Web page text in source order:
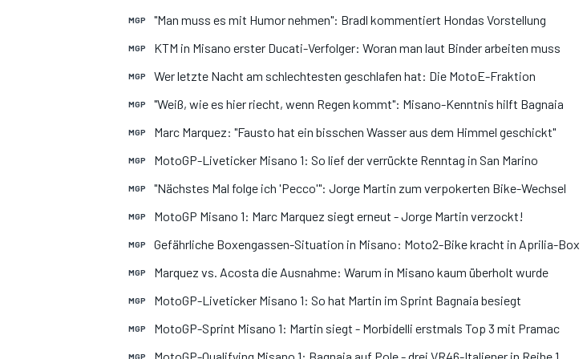
MGP "Man muss es mit Humor nehmen": Bradl kommentiert Hondas Vorstellung
MGP KTM in Misano erster Ducati-Verfolger: Woran man laut Binder arbeiten muss
MGP Wer letzte Nacht am schlechtesten geschlafen hat: Die MotoE-Fraktion
MGP "Weiß, wie es hier riecht, wenn Regen kommt": Misano-Kenntnis hilft Bagnaia
MGP Marc Marquez: "Fausto hat ein bisschen Wasser aus dem Himmel geschickt"
MGP MotoGP-Liveticker Misano 1: So lief der verrückte Renntag in San Marino
MGP "Nächstes Mal folge ich 'Pecco'": Jorge Martin zum verpokerten Bike-Wechsel
MGP MotoGP Misano 1: Marc Marquez siegt erneut - Jorge Martin verzockt!
MGP Gefährliche Boxengassen-Situation in Misano: Moto2-Bike kracht in Aprilia-Box
MGP Marquez vs. Acosta die Ausnahme: Warum in Misano kaum überholt wurde
MGP MotoGP-Liveticker Misano 1: So hat Martin im Sprint Bagnaia besiegt
MGP MotoGP-Sprint Misano 1: Martin siegt - Morbidelli erstmals Top 3 mit Pramac
MGP